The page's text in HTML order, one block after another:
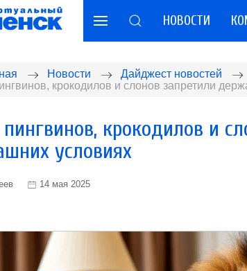
НОВОСТИ
Новости
Дайджест новостей
крокодилов и слонов запретили
крокодилов и
условиях
14 мая 2025